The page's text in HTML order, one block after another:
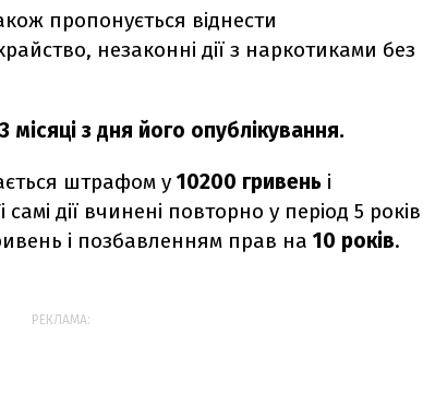
пропонується віднести
незаконні дії з наркотиками без
з дня його опублікування.
штрафом у 10200 гривень і
самі дії вчинені повторно у період 5 років
і позбавленням прав на 10 років.
РЕКЛАМА: